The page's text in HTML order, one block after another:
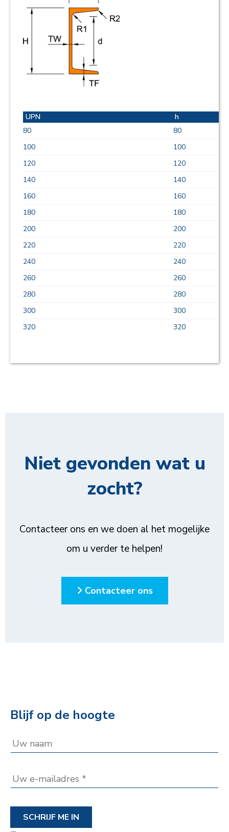
UPN h
80
80
100
100
120
120
140
140
160
160
180
180
200
200
220
220
240
240
260
260
280
280
300
300
320
320
Niet gevonden wat u
zocht?
Contacteer ons en we doen al het mogelijke
om u verder te helpen!
Contacteer ons
Blijf op de hoogte
SCHRIJF ME IN